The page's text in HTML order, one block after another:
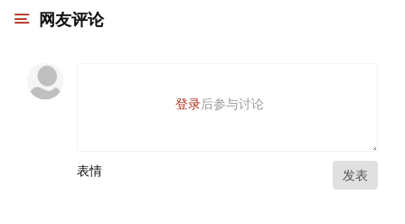
网友评论
登录后参与讨论
表情 发表